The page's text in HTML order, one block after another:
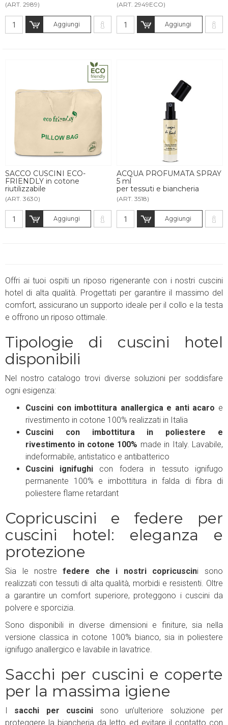
(ART. 2989)
Aggiungi
(ART. 2949ECO)
Aggiungi
SACCO CUSCINI ECO-
FRIENDLY in cotone
riutilizzabile
(ART. 3630)
Aggiungi
ACQUA PROFUMATA SPRAY
5 ml
per tessuti e biancheria
(ART. 3518)
Aggiungi
Offri ai tuoi ospiti un riposo rigenerante con i nostri cuscini
hotel di alta qualità. Progettati per garantire il massimo del
comfort, assicurano un supporto ideale per il collo e la testa
e offrono un riposo ottimale.
Tipologie di cuscini hotel
disponibili
Nel nostro catalogo trovi diverse soluzioni per soddisfare
ogni esigenza:
Cuscini con imbottitura anallergica e anti acaro e
rivestimento in cotone 100% realizzati in Italia
Cuscini con imbottitura in poliestere e
rivestimento in cotone 100% made in Italy. Lavabile,
indeformabile, antistatico e antibatterico
Cuscini ignifughi con fodera in tessuto ignifugo
permanente 100% e imbottitura in falda di fibra di
poliestere flame retardant
Copricuscini e federe per
cuscini hotel: eleganza e
protezione
Sia le nostre federe che i nostri copricuscini sono
realizzati con tessuti di alta qualità, morbidi e resistenti. Oltre
a garantire un comfort superiore, proteggono i cuscini da
polvere e sporcizia.
Sono disponibili in diverse dimensioni e finiture, sia nella
versione classica in cotone 100% bianco, sia in poliestere
ignifugo anallergico e lavabile in lavatrice.
Sacchi per cuscini e coperte
per la massima igiene
I sacchi per cuscini sono un’ulteriore soluzione per
proteggere la biancheria da letto ed evitare il contatto con